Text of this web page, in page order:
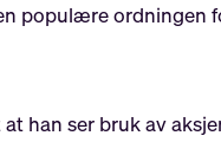
populære ordningen
at han ser bruk av